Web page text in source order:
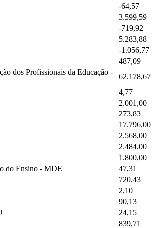
-64,57
3.599,59
-719,92
5.283,88
-1.056,77
487,09
dos Profissionais da Educação -
62.178,67
4,77
2.001,00
273,83
17.796,00
2.568,00
2.484,00
1.800,00
do Ensino - MDE
47,31
720,43
2,10
90,13
24,15
839,71